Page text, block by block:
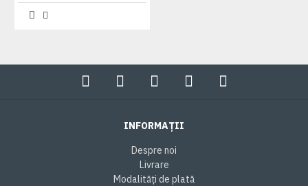
INFORMAȚII
Despre noi
Livrare
Modalități de plată